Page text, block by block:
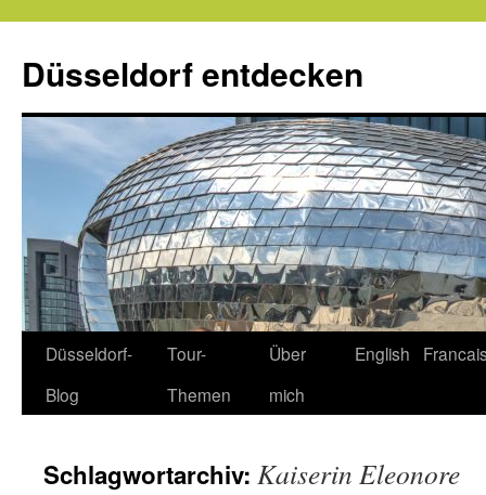
springen
Düsseldorf entdecken
Düsseldorf-
Blog
Tour-
Themen
Über
mich
English
Schlagwortarchiv: Kaiserin Eleonore